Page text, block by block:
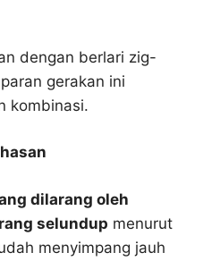
dengan berlari zig-
gerakan ini
kombinasi.
dilarang oleh
selundup menurut
menyimpang jauh